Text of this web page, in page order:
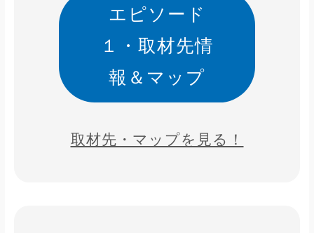
エピソード
１・取材先情
報＆マップ
取材先・マップを見る！